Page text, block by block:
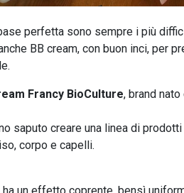
perfetta sono sempre i più
BB cream, con buon inci, per
Francy BioCulture, brand
saputo creare una linea di
corpo e capelli.